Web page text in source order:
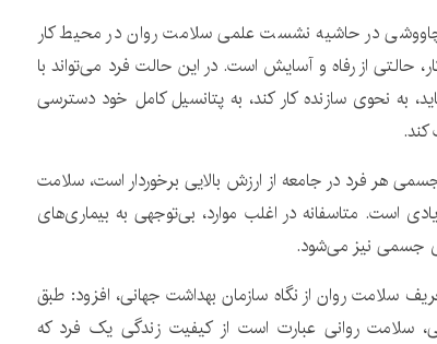
چاووشی در حاشیه نشست علمی سلامت روان در محیط کار
حالتی از رفاه و آسایش است. در این حالت فرد می‌تواند با
به نحوی سازنده کار کند، به پتانسیل کامل خود دسترسی
هر فرد در جامعه از ارزش بالایی برخوردار است، سلامت
است. متاسفانه در اغلب موارد، بی‌توجهی به بیماری‌های
جسمی نیز می‌شود.
سلامت روان از نگاه سازمان بهداشت جهانی، افزود: طبق
سلامت روانی عبارت است از کیفیت زندگی یک فرد که